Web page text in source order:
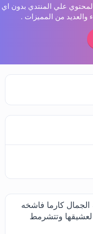
علي المنتدي بدون اي
والعديد من المميزات .
كارما فاشخه
لعشيقها وتتشرمط